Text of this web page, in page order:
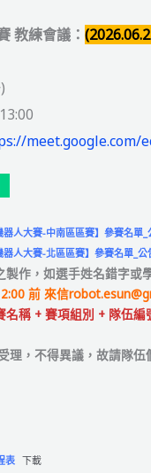
教練會議：
meet.google.com/
器人大賽-中南區區賽】參賽名單
器人大賽-北區區賽】參賽名單_
製作，如選手姓名錯字或
前 來信
名稱 + 賽項組別 + 隊伍
理，不得異議，故請隊伍
表 下載